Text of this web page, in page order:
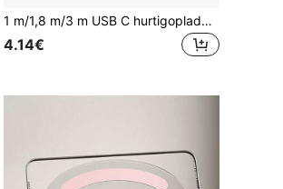
1 m/1,8 m/3 m USB C hurtigopladningskabel, Type-C til USB-opladerkabel til Android-telefoner, kompatibel med Samsung Galaxy S26 S25 S24 S23 S22 S21, Transmission og mere
4.14€